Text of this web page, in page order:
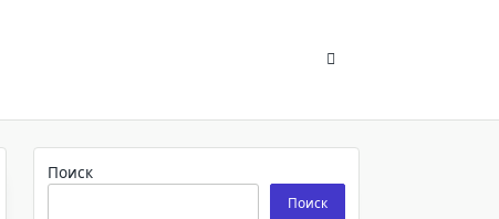
Поиск
Поиск